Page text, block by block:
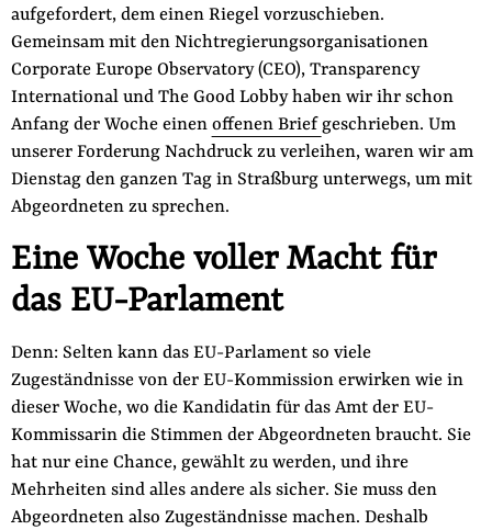
aufgefordert, dem einen Riegel vorzuschieben.
Gemeinsam mit den Nichtregierungsorganisationen
Corporate Europe Observatory (CEO), Transparency
International und The Good Lobby haben wir ihr schon
Anfang der Woche einen offenen Brief geschrieben. Um
unserer Forderung Nachdruck zu verleihen, waren wir am
Dienstag den ganzen Tag in Straßburg unterwegs, um mit
Abgeordneten zu sprechen.
Eine Woche voller Macht für
das EU-Parlament
Denn: Selten kann das EU-Parlament so viele
Zugeständnisse von der EU-Kommission erwirken wie in
dieser Woche, wo die Kandidatin für das Amt der EU-
Kommissarin die Stimmen der Abgeordneten braucht. Sie
hat nur eine Chance, gewählt zu werden, und ihre
Mehrheiten sind alles andere als sicher. Sie muss den
Abgeordneten also Zugeständnisse machen. Deshalb